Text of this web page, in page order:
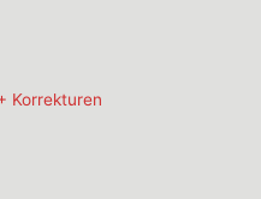
Korrekturen